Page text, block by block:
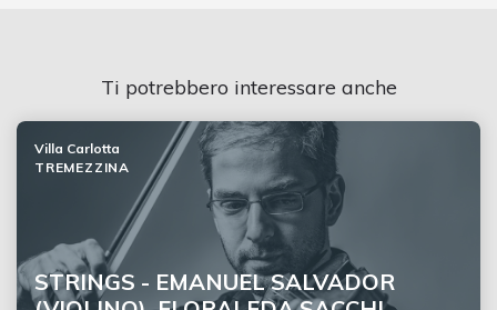
Ti potrebbero interessare anche
STRINGS - EMANUEL SALVADOR
Villa Carlotta
TREMEZZINA